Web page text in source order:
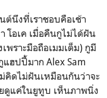
ต์นึงที่เราชอบคือเช้า
โอเค เมื่อคืนกูไม่ได้ฝัน
ราะมือถือเมมเต็ม) กูมี
ฮปปี้มาก Alex Sam
คิดไม่ฝันเหมือนกันว่าจะ
ดูแค่ในยูทูบ เห็นภาพนิ่ง